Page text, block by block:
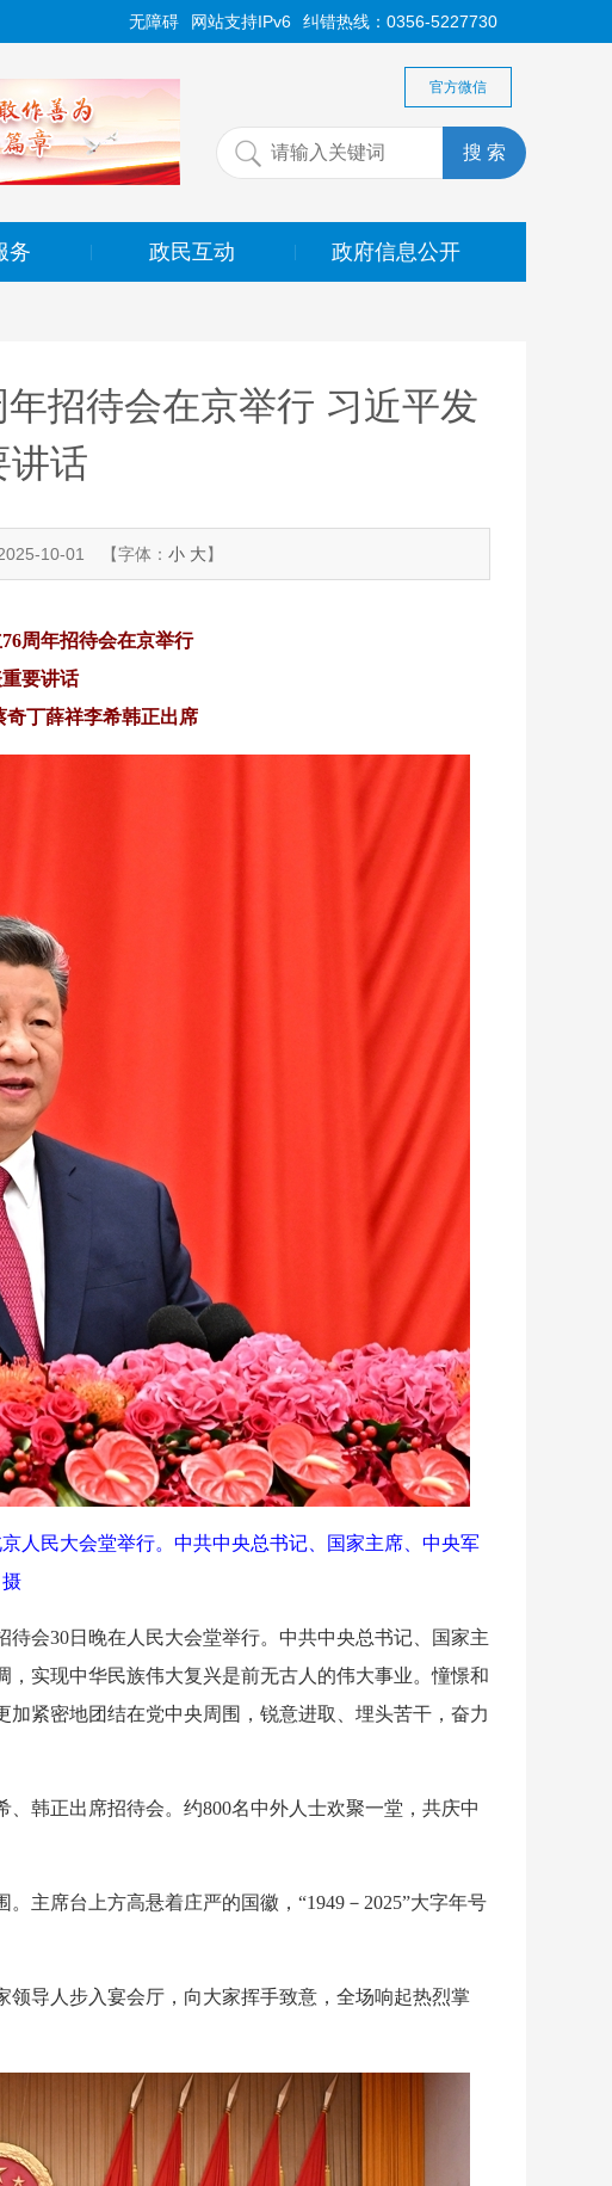
纠错热线：0356-5227730
网站支持IPv6
无障碍
官方微信
务 政民互动 政府信息公开
招待会在京举行 习近平发
讲话
10-01 【字体：小 大】
周年招待会在京举行
要讲话
丁薛祥李希韩正出席
人民大会堂举行。中共中央总书记、国家主席、中央军
会30日晚在人民大会堂举行。中共中央总书记、国家主
实现中华民族伟大复兴是前无古人的伟大事业。憧憬和
紧密地团结在党中央周围，锐意进取、埋头苦干，奋力
韩正出席招待会。约800名中外人士欢聚一堂，共庆中
主席台上方高悬着庄严的国徽，“1949－2025”大字年号
领导人步入宴会厅，向大家挥手致意，全场响起热烈掌